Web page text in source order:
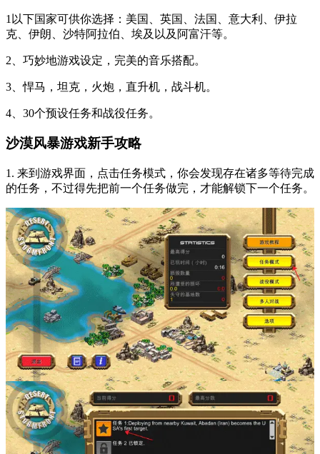
1以下国家可供你选择：美国、英国、法国、意大利、伊拉
克、伊朗、沙特阿拉伯、埃及以及阿富汗等。
2、巧妙地游戏设定，完美的音乐搭配。
3、悍马，坦克，火炮，直升机，战斗机。
4、30个预设任务和战役任务。
沙漠风暴游戏新手攻略
1. 来到游戏界面，点击任务模式，你会发现存在诸多等待完成
的任务，不过得先把前一个任务做完，才能解锁下一个任务。